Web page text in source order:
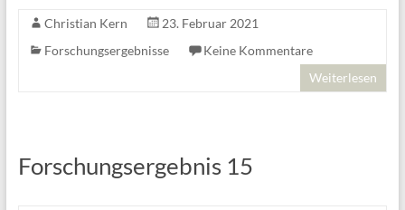
Christian Kern
23. Februar 2021
Forschungsergebnisse
Keine Kommentare
Weiterlesen
Forschungsergebnis 15